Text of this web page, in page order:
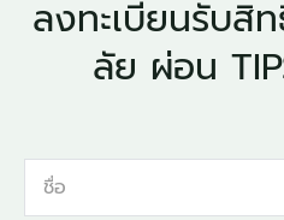
ลงทะเบียนรับสิ
ลัย ผ่อน
ชื่อ